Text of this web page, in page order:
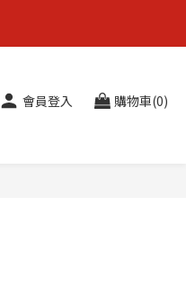
會員登入 購物車(0)